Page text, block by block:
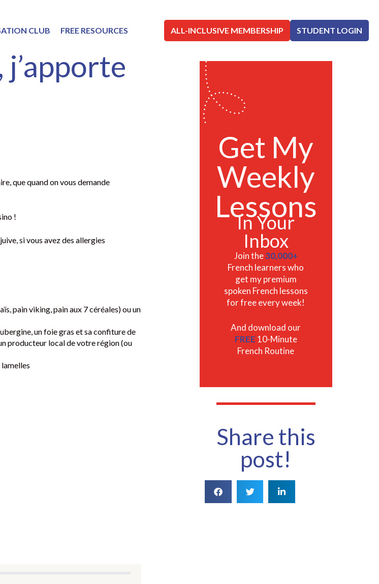
CLUB FREE RESOURCES ALL-INCLUSIVE MEMBERSHIP STUDENT LOGIN
j’apporte
que quand on vous demande
!
si vous avez des allergies
pain viking, pain aux 7 céréales) ou un
un foie gras et sa confiture de
producteur local de votre région (ou
lamelles
Get My
Weekly
Lessons
In Your
Inbox
Join the30,000+
French learners who
get my premium
spoken French lessons
for free every week!
And download our
FREE 10-Minute
French Routine
Share this
post!